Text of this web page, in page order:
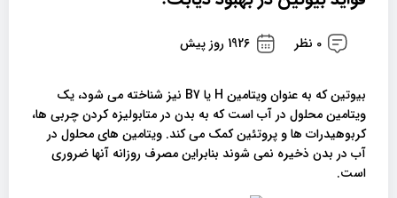
0 نظر 1926 روز پیش
بیوتین که به عنوان ویتامین H یا B7 نیز شناخته می شود، یک
ویتامین محلول در آب است که به بدن در متابولیزه کردن چربی ها،
کربوهیدرات ها و پروتئین کمک می کند. ویتامین های محلول در
آب در بدن ذخیره نمی شوند بنابراین مصرف روزانه آنها ضروری
است.